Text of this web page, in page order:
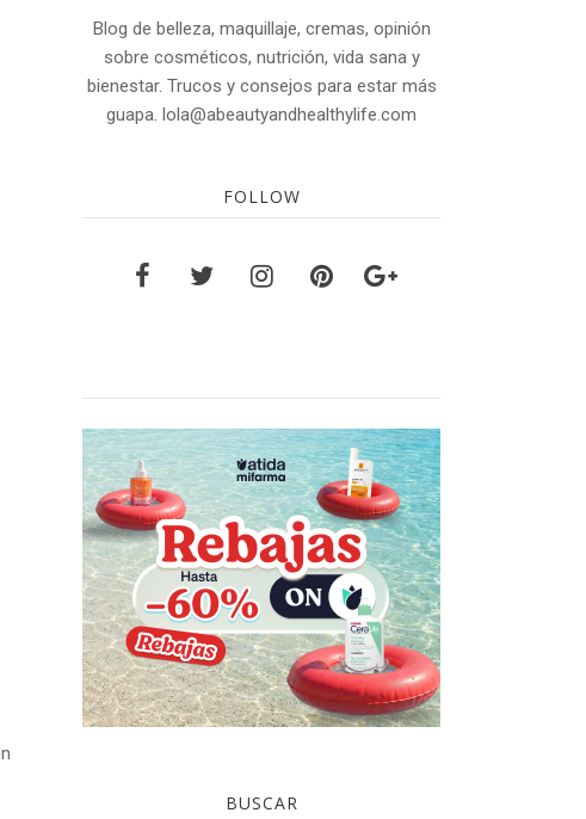
Blog de belleza, maquillaje, cremas, opinión
sobre cosméticos, nutrición, vida sana y
bienestar. Trucos y consejos para estar más
guapa. lola@abeautyandhealthylife.com
FOLLOW
BUSCAR